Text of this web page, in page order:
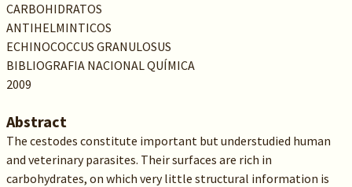
CARBOHIDRATOS
ANTIHELMINTICOS
ECHINOCOCCUS GRANULOSUS
BIBLIOGRAFIA NACIONAL QUÍMICA
2009
Abstract
The cestodes constitute important but understudied human
and veterinary parasites. Their surfaces are rich in
carbohydrates, on which very little structural information is